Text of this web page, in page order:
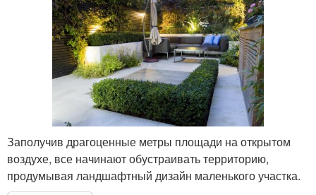
Заполучив драгоценные метры площади на открытом
воздухе, все начинают обустраивать территорию,
продумывая ландшафтный дизайн маленького участка.